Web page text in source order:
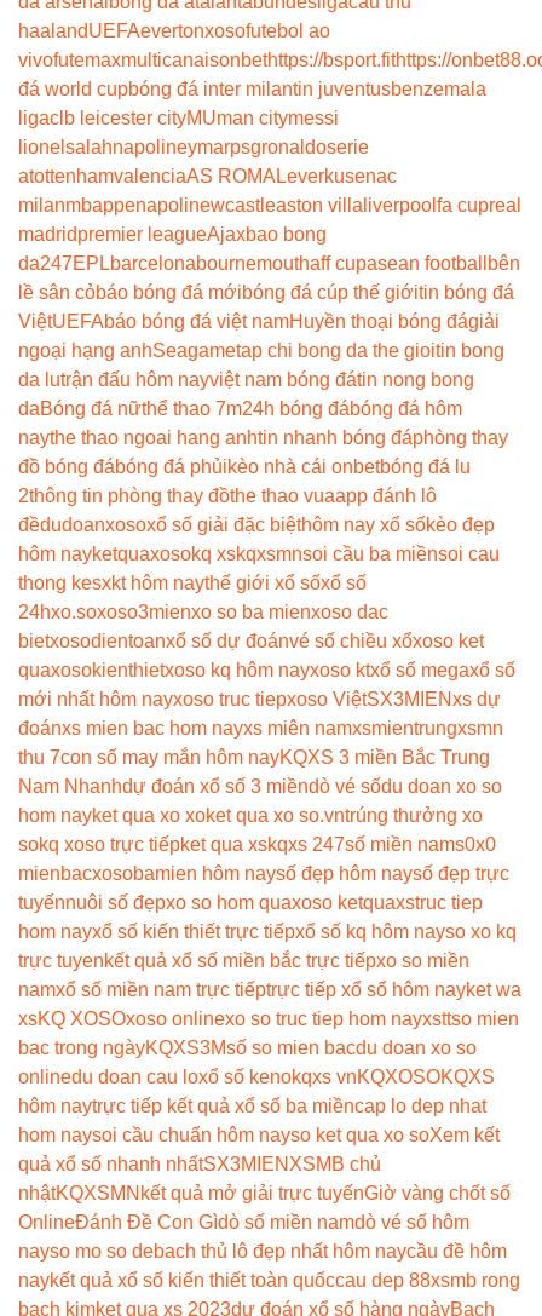
haalandUEFAevertonxosofutebol ao
vivofutemaxmulticanaisonbethttps://bsport.fithttps://
đá world cupbóng đá inter milantin juventusbenzema la
ligaclb leicester cityMUman citymessi
lionel salahnapolineymarpsgronaldoserie
atottenhamvalenciaAS ROMA Leverkusenac
milanmbappenapolinewcastleaston villa liverpool fa cupreal
madridpremier leagueAjaxbao bong
da247EPLbarcelonabournemouthaff cupasean football
bên
lề sân cỏbáo bóng đá mớibóng đá cúp thế giớitin bóng đá
ViệtUEFAbáo bóng đá việt namHuyền thoại bóng đágiải
ngoại hạng anhSeagametap chi bong da the gioitin bong
da lutrận đấu hôm nayviệt nam bóng đátin nong bong
daBóng đá nữthể thao 7m24h bóng đábóng đá hôm
naythe thao ngoai hang anhtin nhanh bóng đáphòng thay
đồ bóng đábóng đá phủikèo nhà cái onbetbóng đá lu
2thông tin phòng thay đồthe thao vuaapp đánh lô
đềdudoanxosoxổ số giải đặc biệthôm nay xổ sốkèo đẹp
hôm nayketquaxosokq xskqxsmnsoi cầu ba miềnsoi cau
thong kesxkt hôm naythế giới xổ sốxổ số
24hxo.soxoso3mienxo so ba mienxoso dac
bietxosodientoanxổ số dự đoánvé số chiều xổxoso ket
quaxosokienthietxoso kq hôm nayxoso ktxổ số megaxổ số
mới nhất hôm nayxoso truc tiepxoso ViệtSX3MIENxs dự
đoánxs mien bac hom nayxs miên namxsmientrungxsmn
thu 7con số may mắn hôm nayKQXS 3 miền Bắc Trung
Nam Nhanhdự đoán xổ số 3 miềndò vé sốdu doan xo so
hom nayket qua xo xoket qua xo so.vntrúng thưởng xo
sokq xoso trực tiếpket qua xskqxs 247số miền nams0x0
mienbacxosobamien hôm naysố đẹp hôm naysố đẹp trực
tuyếnnuôi số đẹpxo so hom quaxoso ketquaxstruc tiep
hom nayxổ số kiến thiết trực tiếpxổ số kq hôm nayso xo kq
trực tuyenkết quả xổ số miền bắc trực tiếpxo so miền
namxổ số miền nam trực tiếptrực tiếp xổ số hôm nayket wa
xsKQ XOSOxoso onlinexo so truc tiep hom nayxsttso mien
bac trong ngàyKQXS3Msố so mien bacdu doan xo so
onlinedu doan cau loxổ số kenokqxs vnKQXOSOKQXS
hôm naytrực tiếp kết quả xổ số ba miềncap lo dep nhat
hom naysoi cầu chuẩn hôm nayso ket qua xo soXem kết
quả xổ số nhanh nhấtSX3MIEN XSMB chủ
nhậtKQXSMN kết quả mở giải trực tuyếnGiờ vàng chốt số
OnlineĐánh Đề Con Gìdò số miền namdò vé số hôm
nayso mo so debach thủ lô đẹp nhất hôm naycầu đề hôm
naykết quả xổ số kiến thiết toàn quốccau dep 88xsmb rong
bach kimket qua xs 2023dự đoán xổ số hàng ngàyBạch